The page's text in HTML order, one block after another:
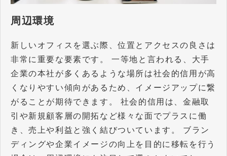
周辺環境
新しいオフィスを選ぶ際、位置とアクセスの良さは
非常に重要な要素です。 一等地と言われる、大手
企業の本社が多くあるような場所は社会的信用が高
くなりやすい傾向があるため、イメージアップに繋
がることが期待できます。 社会的信用は、金融取
引や新規顧客層の開拓など様々な面でプラスに働
き、売上や利益と強く結びついています。 ブラン
ディングや企業イメージの向上を目的に移転を行う